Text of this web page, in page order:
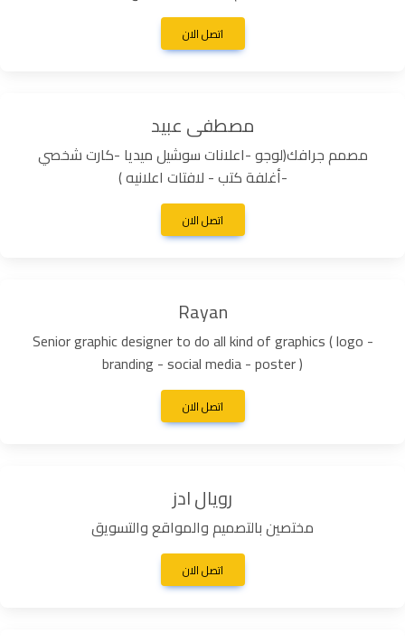
اتصل الان
مصطفى عبيد
مصمم جرافك(لوجو -اعلانات سوشيل ميديا -كارت شخصي
-أغلفة كتب - لافتات اعلانيه )
اتصل الان
Rayan
Senior graphic designer to do all kind of graphics ( logo -
branding - social media - poster )
اتصل الان
رويال ادز
مختصين بالتصميم والمواقع والتسويق
اتصل الان